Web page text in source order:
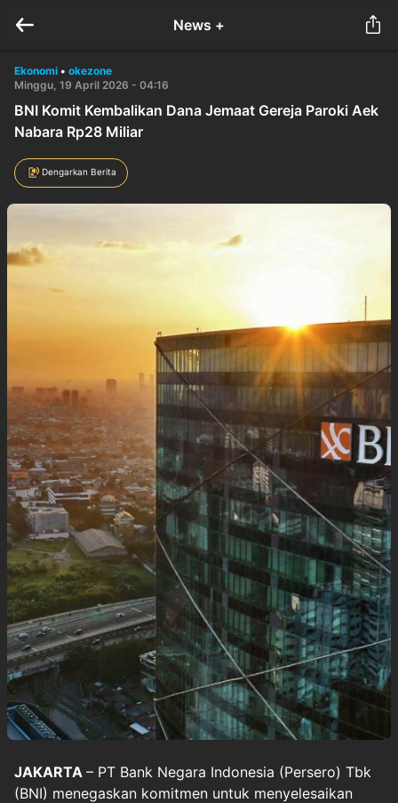
News +
Ekonomi • okezone
Minggu, 19 April 2026 - 04:16
BNI Komit Kembalikan Dana Jemaat Gereja Paroki Aek
Nabara Rp28 Miliar
Dengarkan Berita
JAKARTA – PT Bank Negara Indonesia (Persero) Tbk
(BNI) menegaskan komitmen untuk menyelesaikan